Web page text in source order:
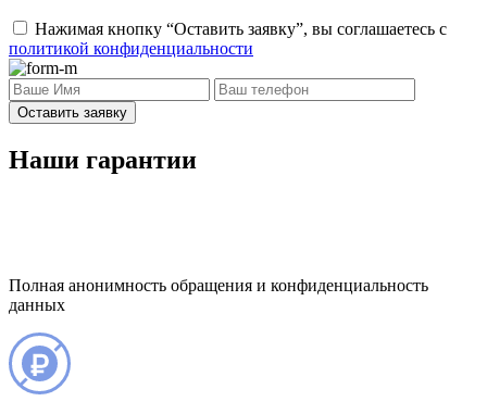
Нажимая кнопку “Оставить заявку”, вы соглашаетесь с
политикой конфиденциальности
Оставить заявку
Наши гарантии
Полная анонимность обращения и конфиденциальность
данных